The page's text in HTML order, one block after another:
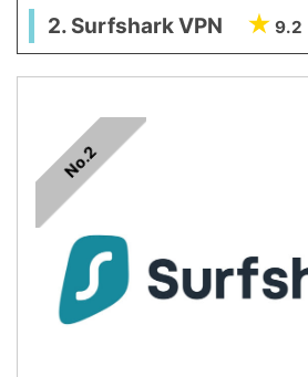
2. Surfshark VPN 9.2
No.2